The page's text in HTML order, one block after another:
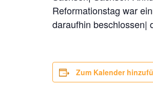
Reformationstag war
daraufhin beschlossen|
Zum Kalender